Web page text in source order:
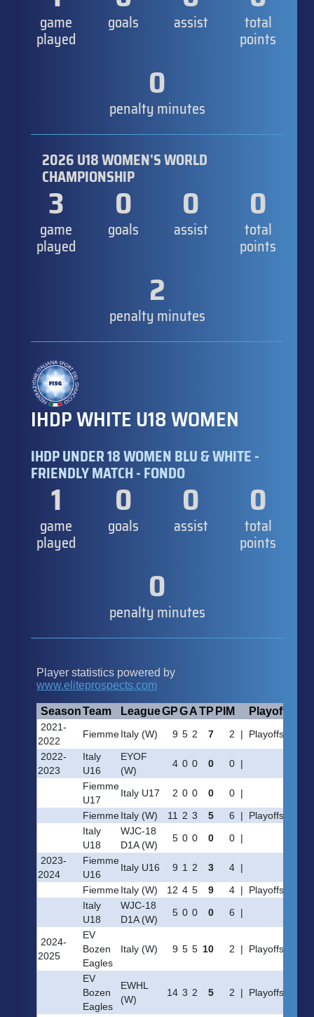
game
played
goals assist total
points
0
penalty minutes
2026 U18 WOMEN'S WORLD
CHAMPIONSHIP
3
game
played
0
goals
0
assist
0
total
points
2
penalty minutes
IHDP WHITE U18 WOMEN
IHDP UNDER 18 WOMEN BLU & WHITE -
FRIENDLY MATCH - FONDO
1
game
played
0
goals
0
assist
0
total
points
0
penalty minutes